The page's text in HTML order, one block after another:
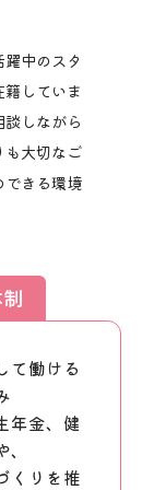
中のスタ
していま
しながら
も大切なご
できる環境
て働ける
年金、健
くりを推